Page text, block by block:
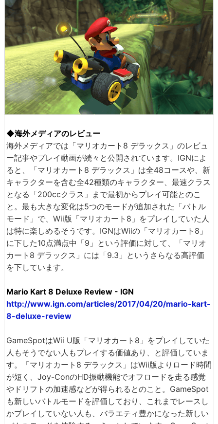
◆海外メディアのレビュー
海外メディアでは「マリオカート8 デラックス」のレビュ
ー記事やプレイ動画が続々と公開されています。IGNによ
ると、「マリオカート8 デラックス」は全48コースや、新
キャラクターを含む全42種類のキャラクター、最速クラス
となる「200ccクラス」まで最初からプレイ可能とのこ
と。最も大きな変化は5つのモードが追加された「バトル
モード」で、Wii版「マリオカート8」をプレイしていた人
は特に楽しめるそうです。IGNはWiiの「マリオカート8」
に下した10点満点中「9」という評価に対して、「マリオ
カート8 デラックス」には「9.3」というさらなる高評価
を下しています。
Mario Kart 8 Deluxe Review - IGN
http://www.ign.com/articles/2017/04/20/mario-kart-
8-deluxe-review
GameSpotはWii U版「マリオカート8」をプレイしていた
人もそうでない人もプレイする価値あり、と評価していま
す。「マリオカート8 デラックス」はWii版よりロード時間
が短く、Joy-ConのHD振動機能でオフロードを走る感覚
やドリフトの加速感などが得られるとのこと。GameSpot
も新しいバトルモードを評価しており、これまでレースし
かプレイしていない人も、バラエティ豊かになった新しい